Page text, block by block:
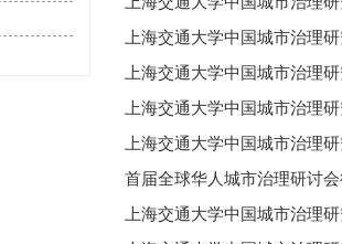
上海交通大学中国城市治理
上海交通大学中国城市治理
上海交通大学中国城市治理
上海交通大学中国城市治理
首届全球华人城市治理研讨
上海交通大学中国城市治理